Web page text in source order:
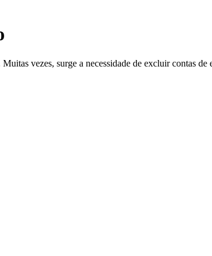
vezes, surge a necessidade de excluir contas de